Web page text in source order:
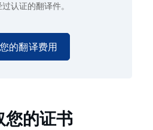
认证的翻译件。
的翻译费用
您的证书